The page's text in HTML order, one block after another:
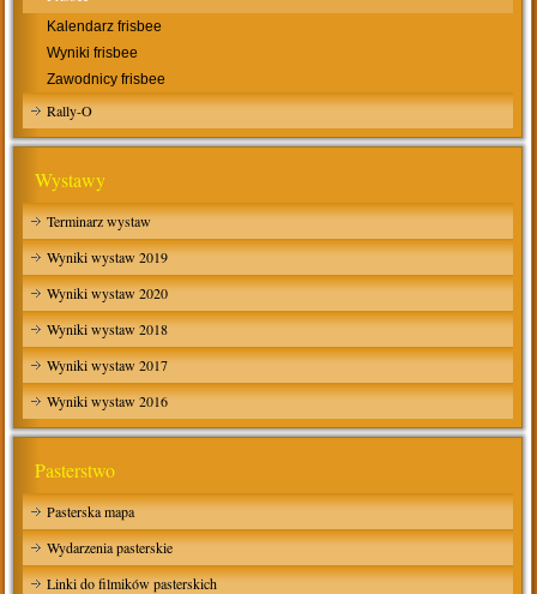
Kalendarz frisbee
Wyniki frisbee
Zawodnicy frisbee
Rally-O
Wystawy
Terminarz wystaw
Wyniki wystaw 2019
Wyniki wystaw 2020
Wyniki wystaw 2018
Wyniki wystaw 2017
Wyniki wystaw 2016
Pasterstwo
Pasterska mapa
Wydarzenia pasterskie
Linki do filmików pasterskich